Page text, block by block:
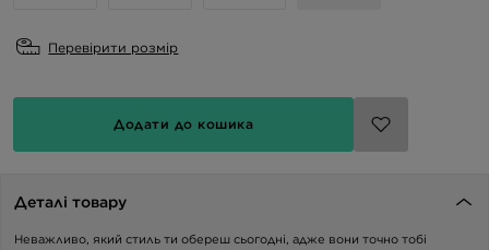
Перевірити розмір
Додати до кошика
Деталі товару
Неважливо, який стиль ти обереш сьогодні, адже вони точно тобі